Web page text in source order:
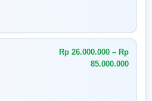
Rp 26.000.000 – Rp
85.000.000